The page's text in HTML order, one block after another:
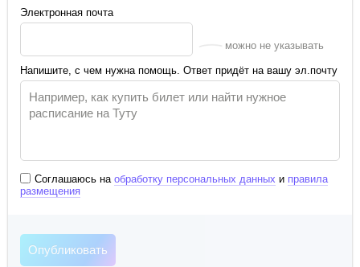
Электронная почта
можно не указывать
Напишите, с чем нужна помощь. Ответ придёт на вашу эл.почту
Соглашаюсь на обработку персональных данных и правила
размещения